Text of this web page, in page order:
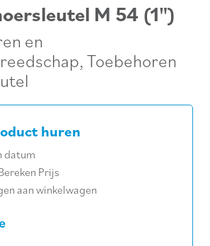
M 54 (1")
en
,Toebehoren
huren
datum
Prijs
aan winkelwagen